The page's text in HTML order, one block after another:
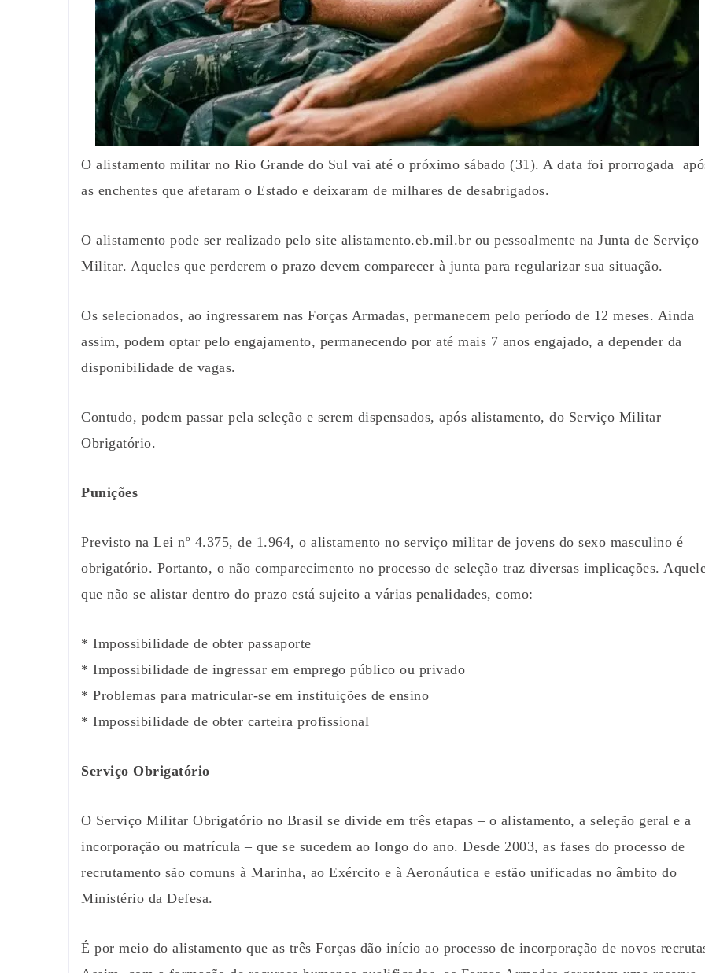
O alistamento militar no Rio Grande do Sul vai até o próximo sábado (31). A data foi prorrogada
as enchentes que afetaram o Estado e deixaram de milhares de desabrigados.
O alistamento pode ser realizado pelo site alistamento.eb.mil.br ou pessoalmente na Junta de Serviço
Militar. Aqueles que perderem o prazo devem comparecer à junta para regularizar sua situação.
Os selecionados, ao ingressarem nas Forças Armadas, permanecem pelo período de 12 meses. Ainda
assim, podem optar pelo engajamento, permanecendo por até mais 7 anos engajado, a depender da
disponibilidade de vagas.
Contudo, podem passar pela seleção e serem dispensados, após alistamento, do Serviço Militar
Obrigatório.
Punições
Previsto na Lei nº 4.375, de 1.964, o alistamento no serviço militar de jovens do sexo masculino é
obrigatório. Portanto, o não comparecimento no processo de seleção traz diversas implicações.
que não se alistar dentro do prazo está sujeito a várias penalidades, como:
* Impossibilidade de obter passaporte
* Impossibilidade de ingressar em emprego público ou privado
* Problemas para matricular-se em instituições de ensino
* Impossibilidade de obter carteira profissional
Serviço Obrigatório
O Serviço Militar Obrigatório no Brasil se divide em três etapas – o alistamento, a seleção geral e a
incorporação ou matrícula – que se sucedem ao longo do ano. Desde 2003, as fases do processo de
recrutamento são comuns à Marinha, ao Exército e à Aeronáutica e estão unificadas no âmbito do
Ministério da Defesa.
É por meio do alistamento que as três Forças dão início ao processo de incorporação de novos